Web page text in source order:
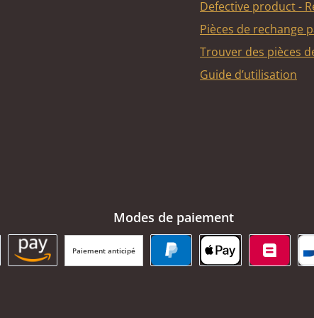
Defective product -
Pièces de rechange
Trouver des pièces
Guide d’utilisation
Modes de paiement
Paiement anticipé